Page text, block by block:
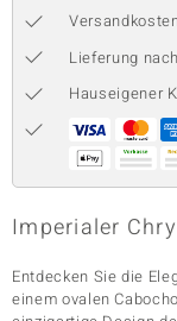
Collection
Lieferung nach
Hauseigener
Imperialer
Entdecken Sie die
einem ovalen